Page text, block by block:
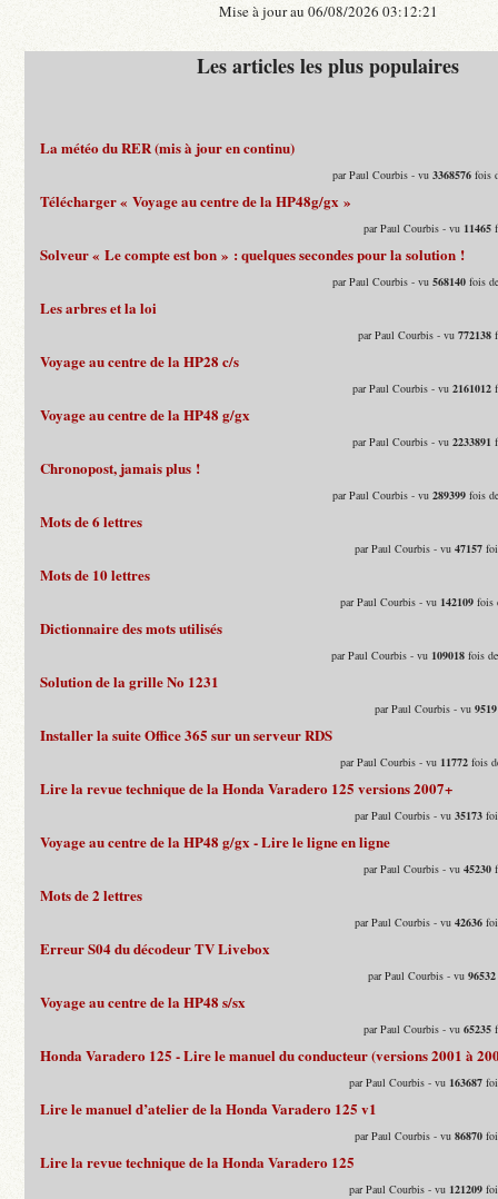
Mise à jour au 06/08/2026 03:12:21
Les articles les plus populaires
La météo du RER (mis à jour en continu)
par Paul Courbis - vu3368576 fois
Télécharger « Voyage au centre de la HP48g/gx »
par Paul Courbis - vu 11465
Solveur « Le compte est bon » : quelques secondes pour la solution !
par Paul Courbis - vu568140 fois
Les arbres et la loi
par Paul Courbis - vu772138
Voyage au centre de la HP28 c/s
par Paul Courbis - vu2161012
Voyage au centre de la HP48 g/gx
par Paul Courbis - vu2233891
Chronopost, jamais plus !
par Paul Courbis - vu289399 fois
Mots de 6 lettres
par Paul Courbis - vu47157
Mots de 10 lettres
par Paul Courbis - vu 142109 fois
Dictionnaire des mots utilisés
par Paul Courbis - vu 109018 fois
Solution de la grille No 1231
par Paul Courbis - vu9519
Installer la suite Office 365 sur un serveur RDS
par Paul Courbis - vu 11772 fois
Lire la revue technique de la Honda Varadero 125 versions 2007+
par Paul Courbis - vu35173
Voyage au centre de la HP48 g/gx - Lire le ligne en ligne
par Paul Courbis - vu45230
Mots de 2 lettres
par Paul Courbis - vu42636
Erreur S04 du décodeur TV Livebox
par Paul Courbis - vu96532
Voyage au centre de la HP48 s/sx
par Paul Courbis - vu65235
Honda Varadero 125 - Lire le manuel du conducteur (versions 2001 à
par Paul Courbis - vu 163687
Lire le manuel d’atelier de la Honda Varadero 125 v1
par Paul Courbis - vu86870
Lire la revue technique de la Honda Varadero 125
par Paul Courbis - vu 121209